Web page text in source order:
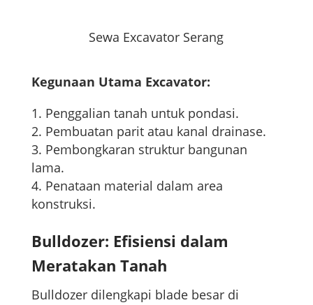
Sewa Excavator Serang
Kegunaan Utama Excavator:
Penggalian tanah untuk pondasi.
Pembuatan parit atau kanal drainase.
Pembongkaran struktur bangunan
lama.
Penataan material dalam area
konstruksi.
Bulldozer: Efisiensi dalam
Meratakan Tanah
Bulldozer dilengkapi blade besar di